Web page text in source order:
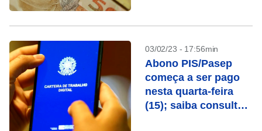
03/02/23 - 17:56min
Abono PIS/Pasep
começa a ser pago
nesta quarta-feira
(15); saiba consultar